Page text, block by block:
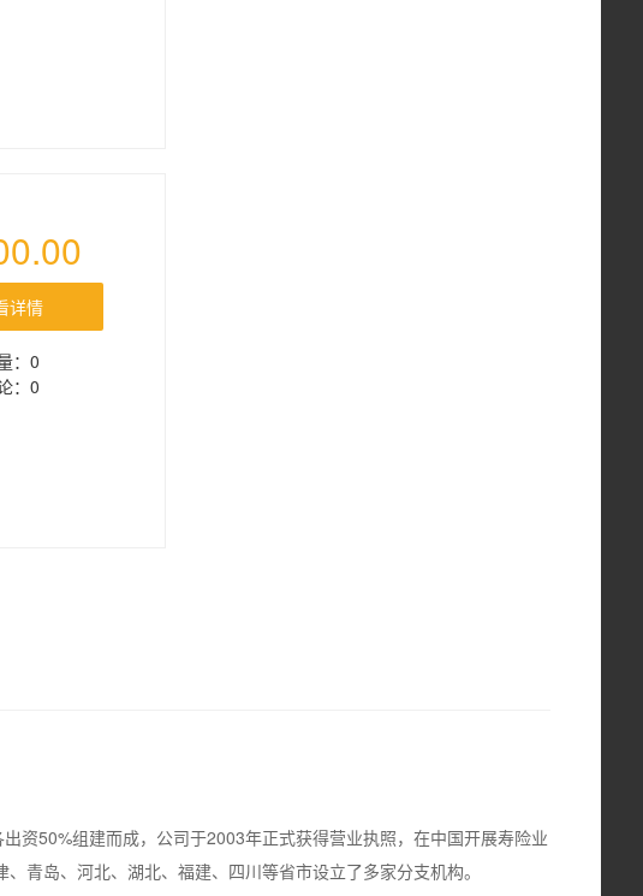
详情
：0
：0
资50%组建而成，公司于2003年正式获得营业执照，在中国开展寿险业
青岛、河北、湖北、福建、四川等省市设立了多家分支机构。